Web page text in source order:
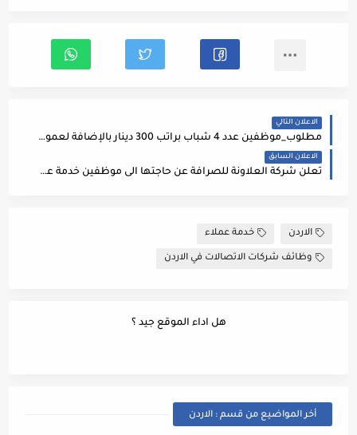
الاعلان التالي
مطلوب_موظفين عدد 4 شباب براتب 300 دينار بالإضافة لعمولات وحوافز
الاعلان السابق
تعلن شركة العلاونة للصرافة عن حاجتها الى موظفين خدمة عملاء / ولا تشترط الخبرة ومرحب بحديثي التخرج - فرع العقبة
الاردن خدمة عملاء
وظائف شركات الاتصالات في الاردن
هل اداء الموقع جيد ؟
أخر المواضيع من قسم : الاردن